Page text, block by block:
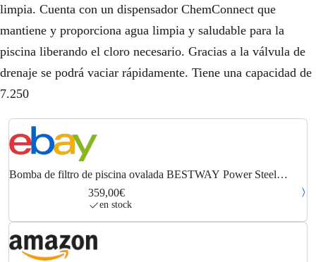
limpia. Cuenta con un dispensador ChemConnect que
mantiene y proporciona agua limpia y saludable para la
piscina liberando el cloro necesario. Gracias a la válvula de
drenaje se podrá vaciar rápidamente. Tiene una capacidad de
7.250
Bomba de filtro de piscina ovalada BESTWAY Power Steel
359,00€
en stock